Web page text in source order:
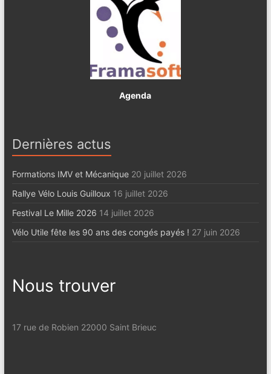
Agenda
Dernières actus
Formations IMV et Mécanique 20 juillet 2026
Rallye Vélo Louis Guilloux 16 juillet 2026
Festival Le Mille 2026 14 juillet 2026
Vélo Utile fête les 90 ans des congés payés ! 27 juin 2026
Nous trouver
17 rue de Robien 22000 Saint Brieuc